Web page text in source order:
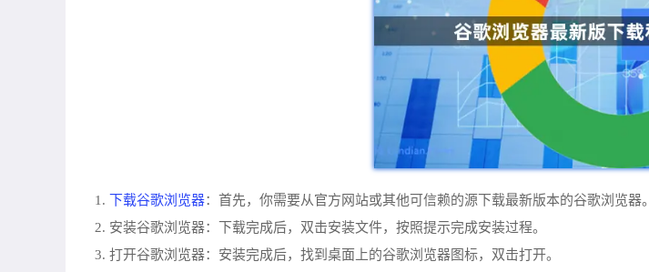
1. 下载谷歌浏览器：首先，你需要从官方网站或其他可信赖的源下载最新版本的谷歌浏览器。
2. 安装谷歌浏览器：下载完成后，双击安装文件，按照提示完成安装过程。
3. 打开谷歌浏览器：安装完成后，找到桌面上的谷歌浏览器图标，双击打开。